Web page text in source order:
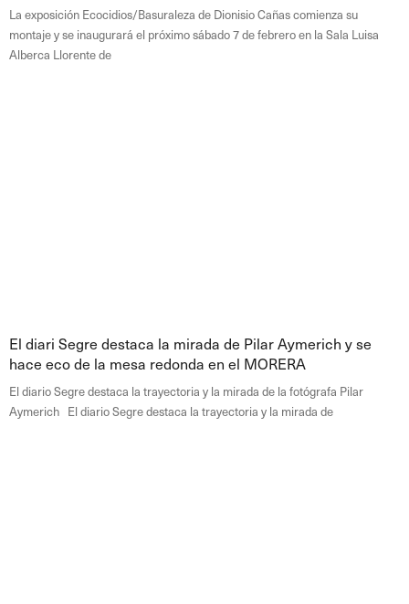
La exposición Ecocidios/Basuraleza de Dionisio Cañas comienza su
montaje y se inaugurará el próximo sábado 7 de febrero en la Sala Luisa
Alberca Llorente de
El diari Segre destaca la mirada de Pilar Aymerich y se
hace eco de la mesa redonda en el MORERA
El diario Segre destaca la trayectoria y la mirada de la fotógrafa Pilar
Aymerich El diario Segre destaca la trayectoria y la mirada de